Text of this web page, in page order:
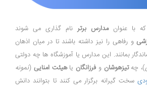
که با عنوانمدارس برترنام گذاری می شوند
و رفاهی را نیز داشته باشند تا در میان اذهان
بمانند. این مدارس یا آموزشگاه ها چه دولتی
)، چهتیزهوشان و فرزانگان یاهیئت امنایی (نمونه
سخت گیرانه برگزار می کنند تا بتوانند دانش